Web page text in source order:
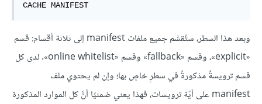
وبعد هذا السطر، ستُقسَّم جميع ملفات manifest إلى ثلاثة أقسام: قسم
«explicit»، وقسم «fallback» وقسم «online whitelist». لدى كل
قسم ترويسةٌ مذكورةٌ في سطرٍ خاصٍ بها؛ وإن لم يحتوي ملف
manifest على أيّة ترويسات، فهذا يعني ضمنيًا أنَّ كل الموارد المذكورة